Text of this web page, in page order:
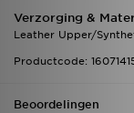
Verzorging &
Leather Upper/
Productcode:
Beoordelingen